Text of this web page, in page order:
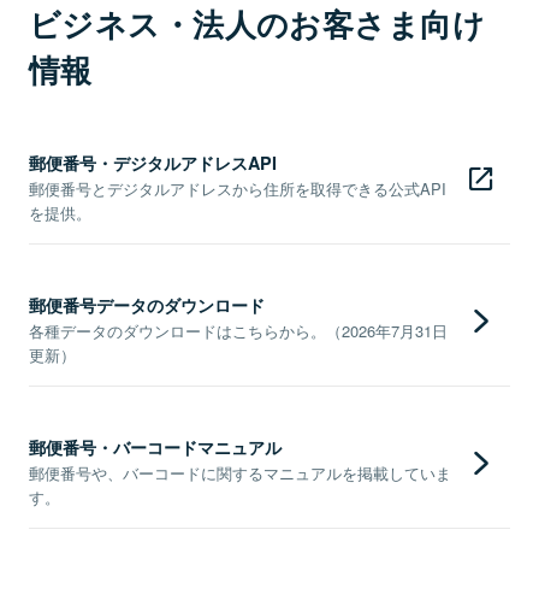
ビジネス・法人のお客さま向け
情報
郵便番号・デジタルアドレスAPI
郵便番号とデジタルアドレスから住所を取得できる公式API
を提供。
郵便番号データのダウンロード
各種データのダウンロードはこちらから。（2026年7月31日
更新）
郵便番号・バーコードマニュアル
郵便番号や、バーコードに関するマニュアルを掲載していま
す。